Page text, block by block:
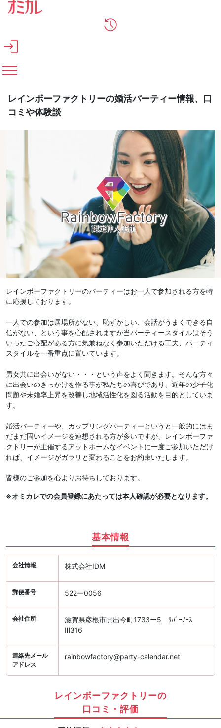
メインコンテンツへスキップ
レインボーファクトリーの婚活パーティー情報、口
コミや体験談
レインボーファクトリーのパーティーはお一人で参加される方を特
に応援しております。
一人での参加は居場所がない、恥ずかしい、会話がうまくできる自
信がない、という事を心配されますが当パーティースタイルはそう
いったご心配がある方に気兼ねなく参加いただける工夫、パーティ
スタイルを一番重点に置いています。
男女共に出会いがない・・・という声をよく聞きます。そんな方々
に出会いのきっかけを作る事が私たちの喜びであり、近年の少子化
問題や未婚率上昇を改善し地域活性化を図る活動を目的としていま
す。
婚活パーティーや、カップリングパーティーというと一般的にはま
だまだ固いイメージを連想される方が多いですが、レインボーファ
クトリーが主催するアットホームなイベントに一度ご参加いただけ
れば、イメージがガラリと変わることをお約束いたします。
皆様のご参加を心よりお待ちしております。
※オミカレでの会員登録にあたっては本人確認が必要となります。
基本情報
会社情報 株式会社IDM
郵便番号 522ー0056
会社住所
滋賀県彦根市開出今町1733ー5 ﾘﾊﾞｰﾉｰｽ
Ⅲ316
連絡先メール
アドレス
rainbowfactory@party-calendar.net
レインボーファクトリーの
口コミ・評価